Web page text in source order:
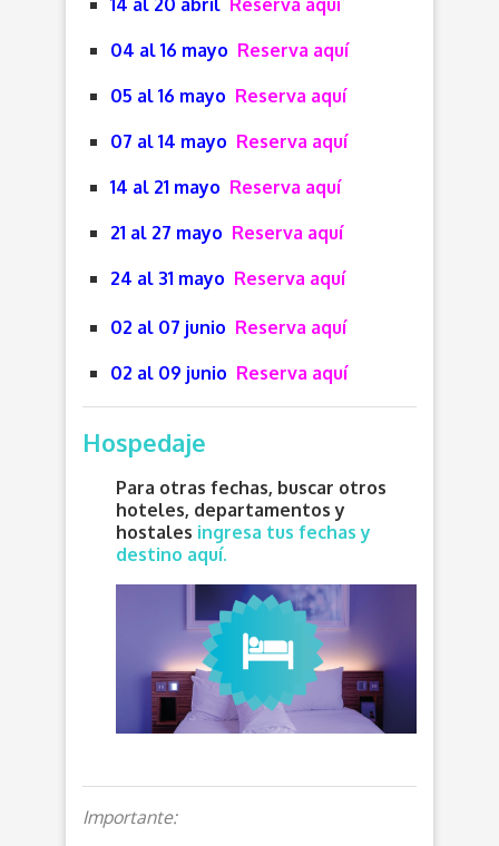
04 al 16 mayo Reserva aquí
05 al 16 mayo Reserva aquí
07 al 14 mayo Reserva aquí
14 al 21 mayo Reserva aquí
21 al 27 mayo Reserva aquí
24 al 31 mayo Reserva aquí
02 al 07 junio Reserva aquí
02 al 09 junio Reserva aquí
Hospedaje
Para otras fechas, buscar otros
hoteles, departamentos y
hostales ingresa tus fechas y
destino aquí.
Importante: